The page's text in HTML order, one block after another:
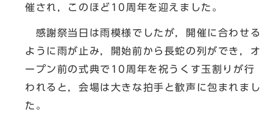
催され，このほど10周年を迎えました。
感謝祭当日は雨模様でしたが，開催に合わせる
ように雨が止み，開始前から長蛇の列ができ，オ
ープン前の式典で10周年を祝うくす玉割りが行
われると，会場は大きな拍手と歓声に包まれまし
た。